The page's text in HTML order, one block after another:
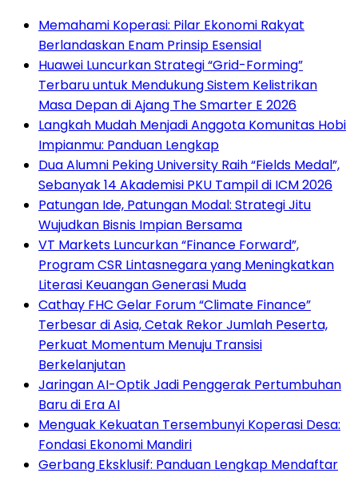
Memahami Koperasi: Pilar Ekonomi Rakyat
Berlandaskan Enam Prinsip Esensial
Huawei Luncurkan Strategi “Grid-Forming”
Terbaru untuk Mendukung Sistem Kelistrikan
Masa Depan di Ajang The Smarter E 2026
Langkah Mudah Menjadi Anggota Komunitas Hobi
Impianmu: Panduan Lengkap
Dua Alumni Peking University Raih “Fields Medal”,
Sebanyak 14 Akademisi PKU Tampil di ICM 2026
Patungan Ide, Patungan Modal: Strategi Jitu
Wujudkan Bisnis Impian Bersama
VT Markets Luncurkan “Finance Forward”,
Program CSR Lintasnegara yang Meningkatkan
Literasi Keuangan Generasi Muda
Cathay FHC Gelar Forum “Climate Finance”
Terbesar di Asia, Cetak Rekor Jumlah Peserta,
Perkuat Momentum Menuju Transisi
Berkelanjutan
Jaringan AI-Optik Jadi Penggerak Pertumbuhan
Baru di Era AI
Menguak Kekuatan Tersembunyi Koperasi Desa:
Fondasi Ekonomi Mandiri
Gerbang Eksklusif: Panduan Lengkap Mendaftar